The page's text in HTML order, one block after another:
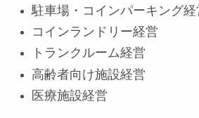
駐車場・コインパーキング経
コインランドリー経営
トランクルーム経営
高齢者向け施設経営
医療施設経営